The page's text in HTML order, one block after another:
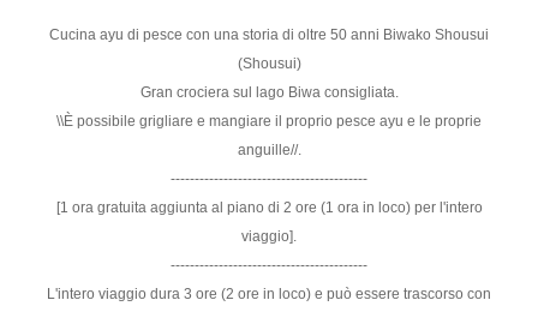
Cucina ayu di pesce con una storia di oltre 50 anni Biwako Shousui
(Shousui)
Gran crociera sul lago Biwa consigliata.
\\È possibile grigliare e mangiare il proprio pesce ayu e le proprie
anguille//.
-----------------------------------------
[1 ora gratuita aggiunta al piano di 2 ore (1 ora in loco) per l'intero
viaggio].
-----------------------------------------
L'intero viaggio dura 3 ore (2 ore in loco) e può essere trascorso con